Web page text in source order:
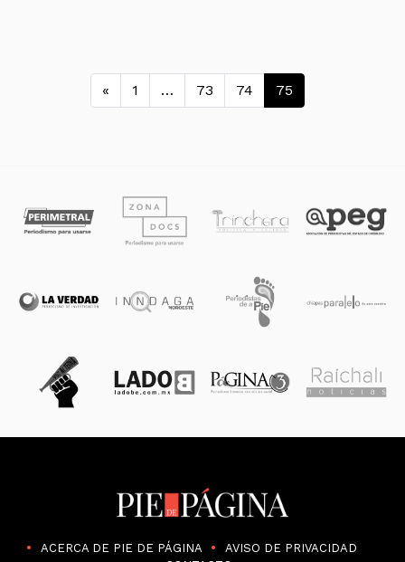
Navegación de entradas
« 1 … 73 74 75
ACERCA DE PIE DE PÁGINA
AVISO DE PRIVACIDAD